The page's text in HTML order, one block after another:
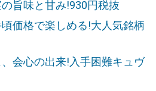
旨味と甘み!930円税抜
価格で楽しめる!大人気銘柄
会心の出来!入手困難キュヴ